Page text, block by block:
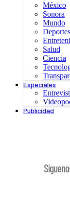
México
Sonora
Mundo
Deportes
Salud
Ciencia
Especiales
Publicidad